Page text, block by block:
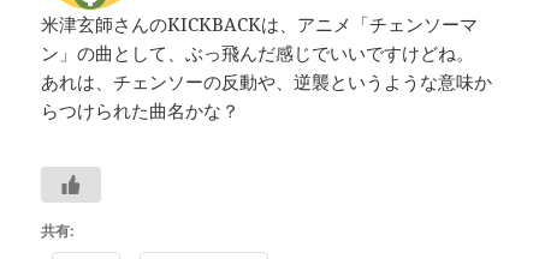
米津玄師さんのKICKBACKは、アニメ「チェンソーマ
ン」の曲として、ぶっ飛んだ感じでいいですけどね。
あれは、チェンソーの反動や、逆襲というような意味か
らつけられた曲名かな？
共有: